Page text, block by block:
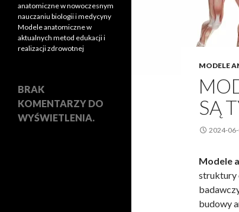
MODELE
SĄ
2024-
Modele
struktury
budowy
anatomiczne w nowoczesnym
nauczaniu biologii i medycyny
Modele anatomiczne w
aktualnych metod edukacji i
realizacji zdrowotnej
BRAK
KOMENTARZY DO
WYŚWIETLENIA.